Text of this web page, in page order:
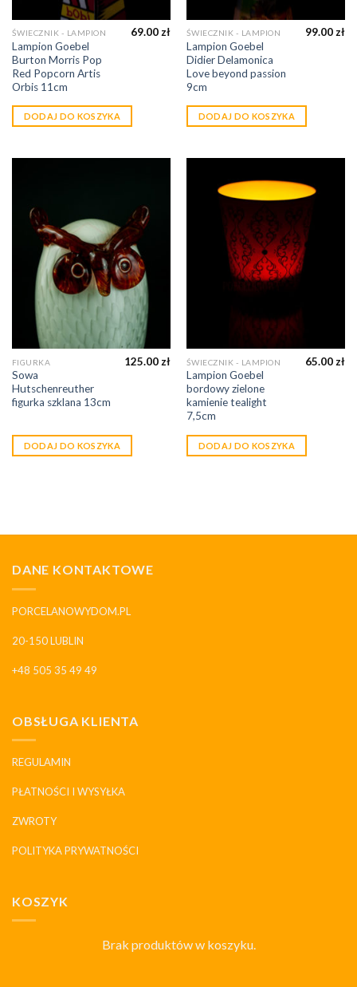
ŚWIECZNIK - LAMPION
Lampion Goebel
Burton Morris Pop
Red Popcorn Artis
Orbis 11cm
69.00zł
DODAJ DO KOSZYKA
ŚWIECZNIK - LAMPION
Lampion Goebel
Didier Delamonica
Love beyond passion
9cm
99.00zł
DODAJ DO KOSZYKA
FIGURKA
Sowa
Hutschenreuther
figurka szklana 13cm
125.00 zł
DODAJ DO KOSZYKA
ŚWIECZNIK - LAMPION
Lampion Goebel
bordowy zielone
kamienie tealight
7,5cm
65.00 zł
DODAJ DO KOSZYKA
DANE KONTAKTOWE
PORCELANOWYDOM.PL
20-150 LUBLIN
+48 505 35 49 49
OBSŁUGA KLIENTA
REGULAMIN
PŁATNOŚCI I WYSYŁKA
ZWROTY
POLITYKA PRYWATNOŚCI
KOSZYK
Brak produktów w koszyku.